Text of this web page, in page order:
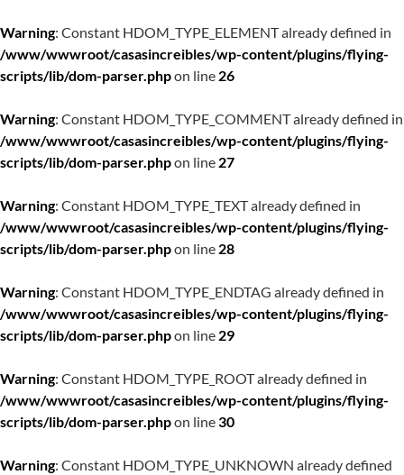
Warning: Constant HDOM_TYPE_ELEMENT already defined in
/www/wwwroot/casasincreibles/wp-content/plugins/flying-
scripts/lib/dom-parser.phpon line 26
Warning: Constant HDOM_TYPE_COMMENT already defined in
/www/wwwroot/casasincreibles/wp-content/plugins/flying-
scripts/lib/dom-parser.phpon line 27
Warning: Constant HDOM_TYPE_TEXT already defined in
/www/wwwroot/casasincreibles/wp-content/plugins/flying-
scripts/lib/dom-parser.phpon line 28
Warning: Constant HDOM_TYPE_ENDTAG already defined in
/www/wwwroot/casasincreibles/wp-content/plugins/flying-
scripts/lib/dom-parser.phpon line 29
Warning: Constant HDOM_TYPE_ROOT already defined in
/www/wwwroot/casasincreibles/wp-content/plugins/flying-
scripts/lib/dom-parser.phpon line30
Warning: Constant HDOM_TYPE_UNKNOWN already defined